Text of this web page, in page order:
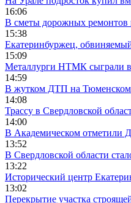
16:06
В сметы дорожных ремонтов
15:38
Екатеринбуржец,
15:09
Металлурги НТМК сыграли
14:59
В жутком ДТП на Тюменском
14:08
Трассу в Свердловской
14:00
В Академическом отметили
13:52
В Свердловской области
13:22
Исторический центр
13:02
Перекрытие участка